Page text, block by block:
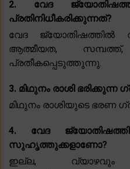
2. വേദ
പ്രതിനിധീകരിക്കുന്നത്?
വേദ ജ്യോതിഷത്തിൽ
ആത്മീയത,
പ്രതീകപ്പെടുത്തുന്നു.
3. മിഥുനം രാശി
മിഥുനം രാശിയുടെ ഭരണ
4. വേദ
സുഹൃത്തുക്കളാണോ?
ഇല്ല,